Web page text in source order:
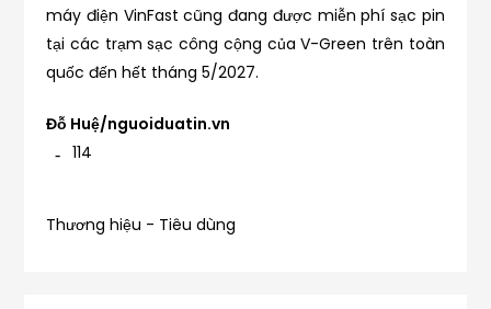
máy điện VinFast cũng đang được miễn phí sạc pin
tại các trạm sạc công cộng của V-Green trên toàn
quốc đến hết tháng 5/2027.
Đỗ Huệ/nguoiduatin.vn
114
Thương hiệu - Tiêu dùng